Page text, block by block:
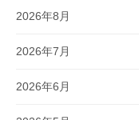
2026年8月
2026年7月
2026年6月